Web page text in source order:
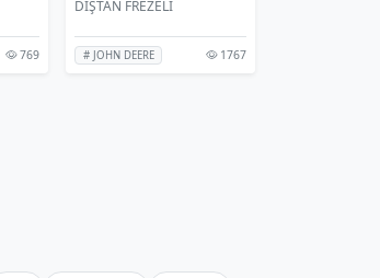
769
DIŞTAN FREZELİ
# JOHN DEERE 1767